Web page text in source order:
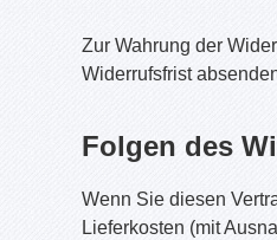
Zur Wahrung der
Widerrufsfrist
Folgen des
Wenn Sie diesen
Lieferkosten (mit